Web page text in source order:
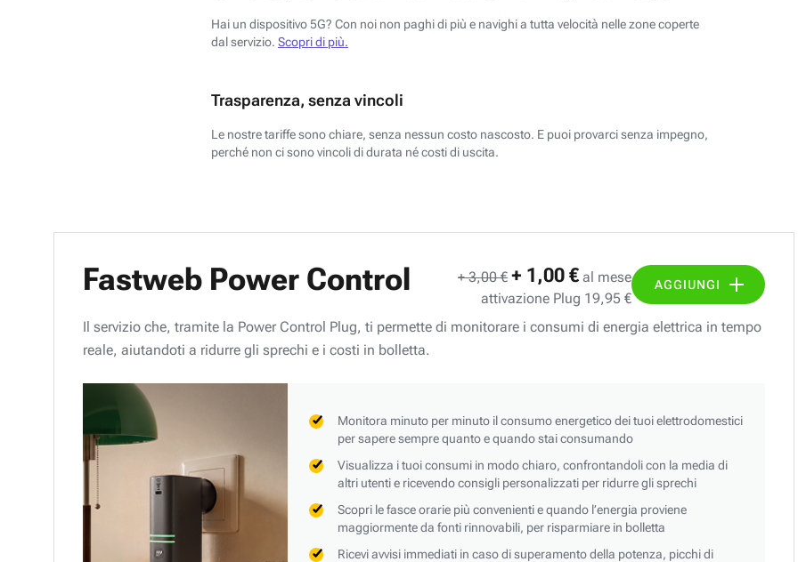
Hai un dispositivo 5G? Con noi non paghi di più e navighi a tutta velocità nelle zone coperte
dal servizio. Scopri di più.
Trasparenza, senza vincoli
Le nostre tariffe sono chiare, senza nessun costo nascosto. E puoi provarci senza impegno,
perché non ci sono vincoli di durata né costi di uscita.
Fastweb Power Control + 3,00 € + 1,00 € al mese
attivazione Plug 19,95 €
AGGIUNGI
Il servizio che, tramite la Power Control Plug, ti permette di monitorare i consumi di energia elettrica in tempo
reale, aiutandoti a ridurre gli sprechi e i costi in bolletta.
Monitora minuto per minuto il consumo energetico dei tuoi elettrodomestici
per sapere sempre quanto e quando stai consumando
Visualizza i tuoi consumi in modo chiaro, confrontandoli con la media di
altri utenti e ricevendo consigli personalizzati per ridurre gli sprechi
Scopri le fasce orarie più convenienti e quando l’energia proviene
maggiormente da fonti rinnovabili, per risparmiare in bolletta
Ricevi avvisi immediati in caso di superamento della potenza, picchi di